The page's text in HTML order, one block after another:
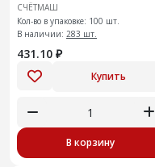
СЧЁТМАШ
Кол-во в упаковке: 100 шт.
В наличии: 283 шт.
431.10 ₽
Купить
В корзину